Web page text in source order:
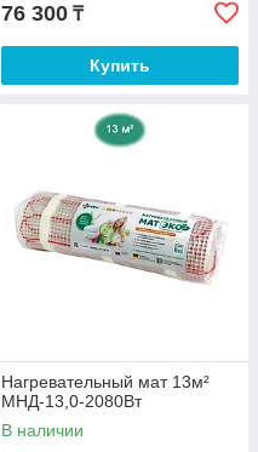
76 300 ₸
Купить
Нагревательный мат 13м²
МНД-13,0-2080Вт
В наличии